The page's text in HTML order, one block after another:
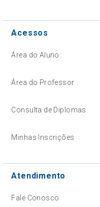
Acessos
Área do Aluno
Área do Professor
Consulta de Diplomas
Minhas Inscrições
Atendimento
Fale Conosco